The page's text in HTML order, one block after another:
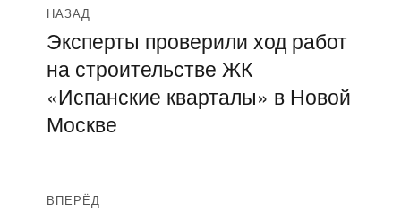
Навигация
по
записям
НАЗАД
Предыдущая
запись:
Эксперты проверили ход работ
на строительстве ЖК
«Испанские кварталы» в Новой
Москве
ВПЕРЁД